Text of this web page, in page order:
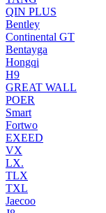
QIN PLUS
Bentley
Continental GT
Bentayga
Hongqi
H9
GREAT WALL
POER
Smart
Fortwo
EXEED
VX
LX.
TLX
TXL
Jaecoo